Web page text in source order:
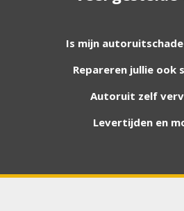
verder!
Wij zijn continu bezig met
ruit er niet tussen? Grote
hebben. Vul het formulier in
whatsappje met foto van de
Is mijn
Repareren jullie ook
Autoruit zelf
Levertijden en